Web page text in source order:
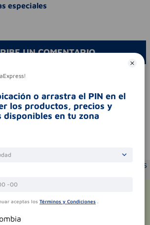
especiales
UN COMENTARIO
sesión para escribir un comentario
tu ubicación y verás los productos
la cobertura de entrega
y recibe
o arrastra el PIN en el
los productos, precios y
disponibles en tu zona
aceptas los Términos y Condiciones .